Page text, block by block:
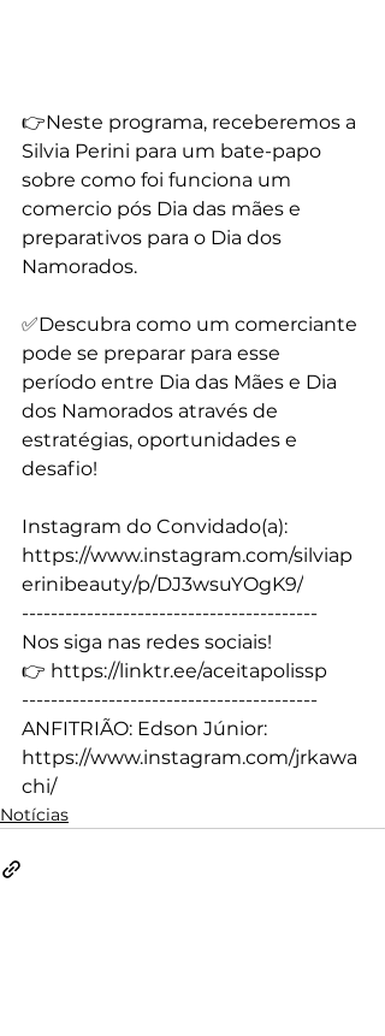
👉Neste programa, receberemos a
Silvia Perini para um bate-papo
sobre como foi funciona um
comercio pós Dia das mães e
preparativos para o Dia dos
Namorados.
✅Descubra como um comerciante
pode se preparar para esse
período entre Dia das Mães e Dia
dos Namorados através de
estratégias, oportunidades e
desafio!
Instagram do Convidado(a):
https://www.instagram.com/silviap
erinibeauty/p/DJ3wsuYOgK9/
-----------------------------------------
Nos siga nas redes sociais!
👉 https://linktr.ee/aceitapolissp
-----------------------------------------
ANFITRIÃO: Edson Júnior:
https://www.instagram.com/jrkawa
chi/
Notícias